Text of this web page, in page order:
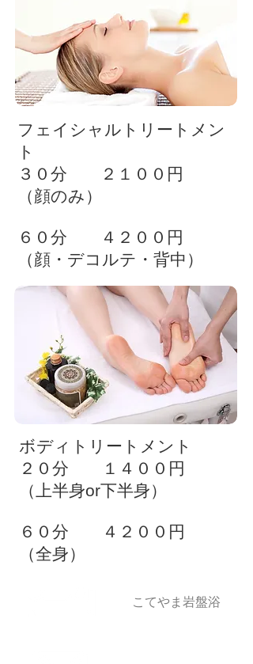
フェイシャルトリートメン
ト
３０分 ２１００円
（顔のみ）
６０分 ４２００円
（顔・デコルテ・背中）
ボディトリートメント
２０分 １４００円
（上半身or下半身）
６０分 ４２００円
（全身）
​こてやま岩盤浴